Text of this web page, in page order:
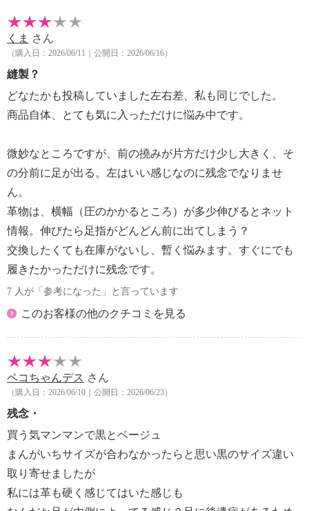
くま さん
（購入日：2026/06/11｜公開日：2026/06/16）
縫製？
どなたかも投稿していました左右差、私も同じでした。
商品自体、とても気に入っただけに悩み中です。
微妙なところですが、前の撓みが片方だけ少し大きく、そ
の分前に足が出る。左はいい感じなのに残念でなりませ
ん。
革物は、横幅（圧のかかるところ）が多少伸びるとネット
情報。伸びたら足指がどんどん前に出てしまう？
交換したくても在庫がないし、暫く悩みます。すぐにでも
履きたかっただけに残念です。
7 人が「参考になった」と言っています
このお客様の他のクチコミを見る
ペコちゃんデス さん
（購入日：2026/06/10｜公開日：2026/06/23）
残念・
買う気マンマンで黒とベージュ
まんがいちサイズが合わなかったらと思い黒のサイズ違い
取り寄せましたが
私には革も硬く感じてはいた感じも